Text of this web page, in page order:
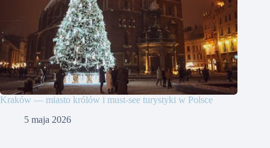
Kraków — miasto królów i must-see turystyki w Polsce
5 maja 2026